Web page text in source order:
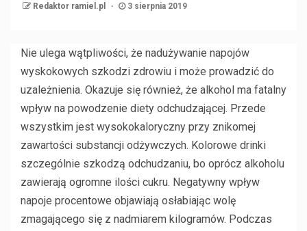
Redaktor ramiel.pl 3 sierpnia 2019
Nie ulega wątpliwości, że nadużywanie napojów
wyskokowych szkodzi zdrowiu i może prowadzić do
uzależnienia. Okazuje się również, że alkohol ma fatalny
wpływ na powodzenie diety odchudzającej. Przede
wszystkim jest wysokokaloryczny przy znikomej
zawartości substancji odżywczych. Kolorowe drinki
szczególnie szkodzą odchudzaniu, bo oprócz alkoholu
zawierają ogromne ilości cukru. Negatywny wpływ
napoje procentowe objawiają osłabiając wolę
zmagającego się z nadmiarem kilogramów. Podczas